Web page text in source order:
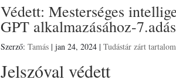
Védett: Mesterséges
GPT alkalmazásához-7.adás
Szerző:Tamás |jan 24, 2024 |Tudástár zárt
Jelszóval védett